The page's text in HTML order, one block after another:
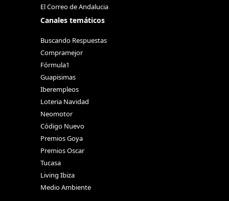
El Correo de Andalucia
Canales temáticos
Buscando Respuestas
Compramejor
Fórmula1
Guapisimas
Iberempleos
Loteria Navidad
Neomotor
Código Nuevo
Premios Goya
Premios Oscar
Tucasa
Living Ibiza
Medio Ambiente